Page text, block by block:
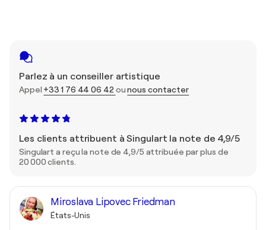
Parlez à un conseiller artistique
Appel +33 1 76 44 06 42 ounous contacter
Les clients attribuent à Singulart la note de 4,9/5
Singulart a reçu la note de 4,9/5 attribuée par plus de
20 000 clients.
Miroslava Lipovec Friedman
États-Unis